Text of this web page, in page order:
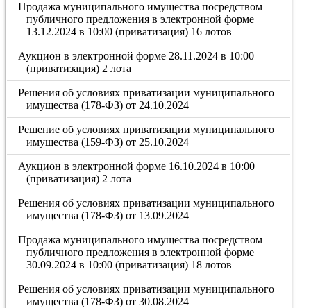
Продажа муниципального имущества посредством
публичного предложения в электронной форме
13.12.2024 в 10:00 (приватизация) 16 лотов
Аукцион в электронной форме 28.11.2024 в 10:00
(приватизация) 2 лота
Решения об условиях приватизации муниципального
имущества (178-ФЗ) от 24.10.2024
Решение об условиях приватизации муниципального
имущества (159-ФЗ) от 25.10.2024
Аукцион в электронной форме 16.10.2024 в 10:00
(приватизация) 2 лота
Решения об условиях приватизации муниципального
имущества (178-ФЗ) от 13.09.2024
Продажа муниципального имущества посредством
публичного предложения в электронной форме
30.09.2024 в 10:00 (приватизация) 18 лотов
Решения об условиях приватизации муниципального
имущества (178-ФЗ) от 30.08.2024